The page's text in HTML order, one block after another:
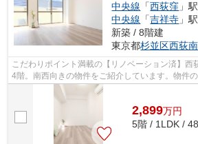
中央線 「西荻窪 」
中央線 「吉祥寺 」
新築 / 8階建
東京都杉並区西荻南
こだわりポイント満載の【リノベーション済】西
4階。南西向きの物件をご紹介しています。物件
この物件は広々としたシステムキッチン...
2,899万円
5階 / 1LDK /